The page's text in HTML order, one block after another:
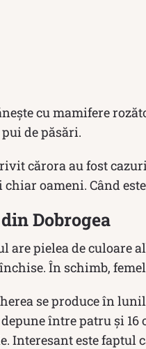
cu mamifere
de păsări.
cărora au fost
oameni. Când
Dobrogea
are pielea de culoare
În schimb,
se produce în
între patru și
Interesant este faptul